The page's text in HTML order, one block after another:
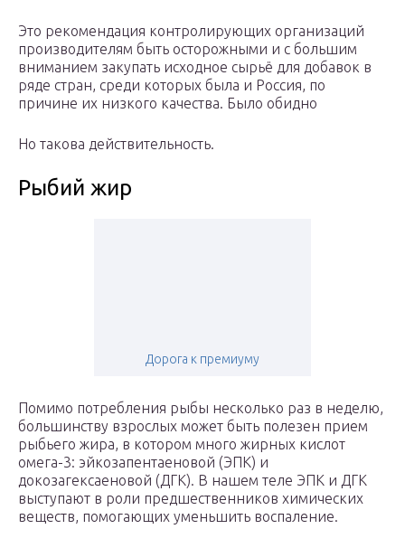
Это рекомендация контролирующих организаций
производителям быть осторожными и с большим
вниманием закупать исходное сырьё для добавок в
ряде стран, среди которых была и Россия, по
причине их низкого качества. Было обидно
Но такова действительность.
Рыбий жир
Дорога к премиуму
Помимо потребления рыбы несколько раз в неделю,
большинству взрослых может быть полезен прием
рыбьего жира, в котором много жирных кислот
омега-3: эйкозапентаеновой (ЭПК) и
докозагексаеновой (ДГК). В нашем теле ЭПК и ДГК
выступают в роли предшественников химических
веществ, помогающих уменьшить воспаление.